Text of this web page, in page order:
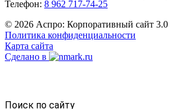
Телефон: 8 962 717-74-25
© 2026 Аспро: Корпоративный сайт 3.0
Политика конфиденциальности
Карта сайта
Сделано в
Поиск по сайту